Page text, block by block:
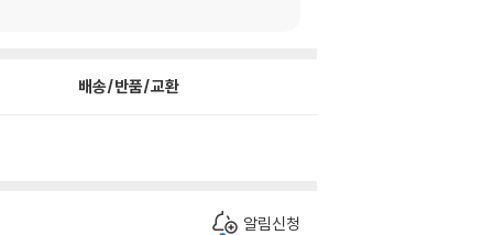
배송/반품/교환
알림신청